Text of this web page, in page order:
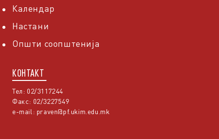
Календар
Настани
Општи соопштенија
КОНТАКТ
Тел: 02/3117244
Факс: 02/3227549
e-mail: praven@pf.ukim.edu.mk